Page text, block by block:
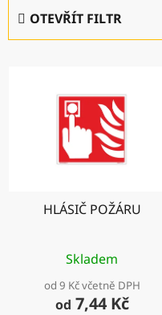
OTEVŘÍT FILTR
HLÁSIČ POŽÁRU
Skladem
od 9 Kč včetně DPH
od 7,44 Kč